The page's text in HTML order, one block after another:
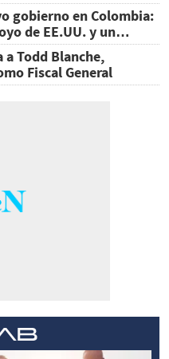
gobierno en Colombia:
de EE.UU. y un
a Todd Blanche,
Fiscal General